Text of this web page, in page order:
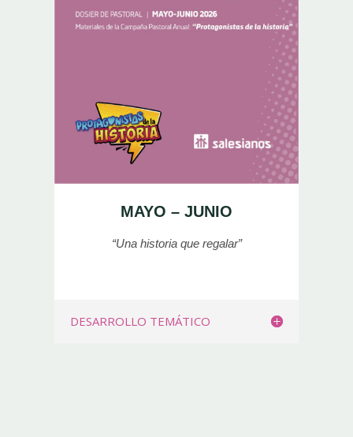
MAYO – JUNIO
“Una historia que regalar”
DESARROLLO TEMÁTICO